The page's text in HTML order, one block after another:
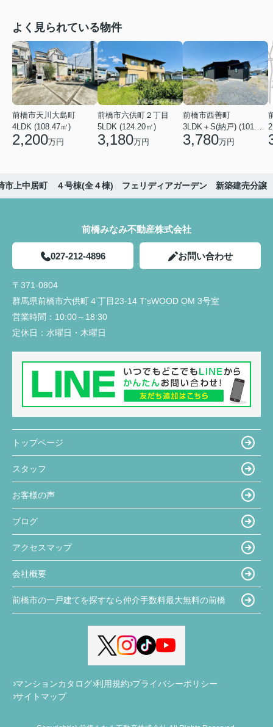
よく見られている物件
前橋市天川大島町
4LDK (108.47㎡)
2,200万円
前橋市六供町２丁目
5LDK (124.20㎡)
3,180万円
前橋市西善町
3LDK＋S(納戸) (101.02㎡)
3,780万円
市上中居町 ４号棟(全４棟) フェリディアガーデン 新築建売分譲
前橋みなみ不動産株式会社
027-212-4896 お問い合わせ
〒371-0804
群馬県前橋市六供町４丁目23‐14 T'sWOOD OM 3号室
営業時間： 10:00～18:30
定休日： 水曜日・木曜日
トップページ
スタッフ
お客様の声
ブログ
アクセスマップ
会社概要
前橋市の一戸建てを探すなら仲介手数料最大無料の前橋
マンションカタログ 利用規約 プライバシーポリシー
サイトマップ